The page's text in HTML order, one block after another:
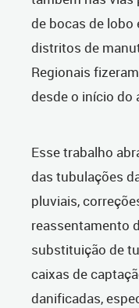
de bocas de lobo
distritos de
Regionais
desde o início do
Esse trabalho
das tubulações
pluviais,
reassentamento
substituição de
caixas de
danificadas,